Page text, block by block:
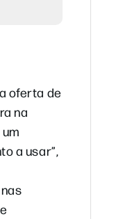
oferta de
na
a usar”,